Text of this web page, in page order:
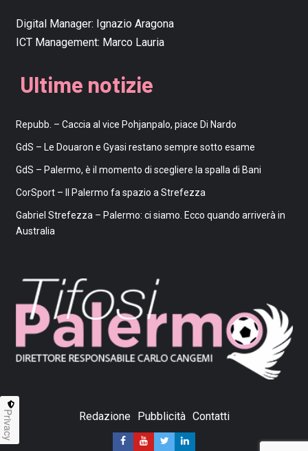
Digital Manager: Ignazio Aragona
ICT Management: Marco Lauria
Ultime notizie
Repubb. – Caccia al vice Pohjanpalo, piace Di Nardo
GdS – Le Douaron e Gyasi restano sempre sotto esame
GdS – Palermo, è il momento di scegliere la spalla di Bani
CorSport – Il Palermo fa spazio a Strefezza
Gabriel Strefezza – Palermo: ci siamo. Ecco quando arriverà in
Australia
Redazione Pubblicità Contatti
Privacy